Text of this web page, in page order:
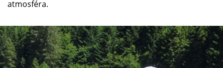
atmosféra.